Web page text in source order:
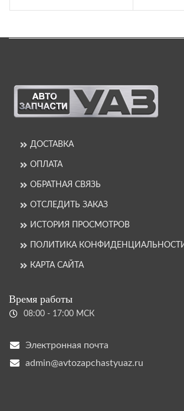
ДОСТАВКА
ОПЛАТА
ОБРАТНАЯ СВЯЗЬ
ОТСЛЕДИТЬ ЗАКАЗ
ИСТОРИЯ ПРОСМОТРОВ
ПОЛИТИКА
КАРТА САЙТА
Время работы
08:00 - 17:00 МСК
Электронная почта
admin@avtozapchastyuaz.ru